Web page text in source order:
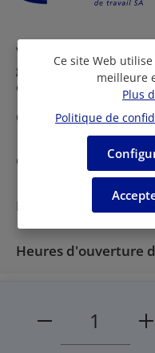
Quantité de
Vous trouvez dans notre
gamme de vêtements
et branches.
C'est notre plaisir de
Contact
Heures d'ouvertures
Heures d'ouverture
© 2026
Ce site Web
meilleure
Plus
Politique de